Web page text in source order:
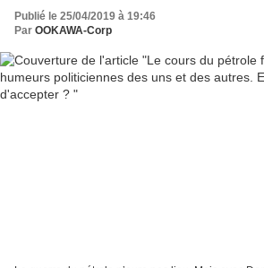
Publié le 25/04/2019 à 19:46
Par OOKAWA-Corp